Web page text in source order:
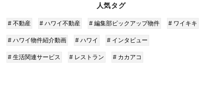
人気タグ
# 不動産 # ハワイ不動産 # 編集部ピックアップ物件 # ワイキキ
# ハワイ物件紹介動画 # ハワイ # インタビュー
# 生活関連サービス # レストラン # カカアコ